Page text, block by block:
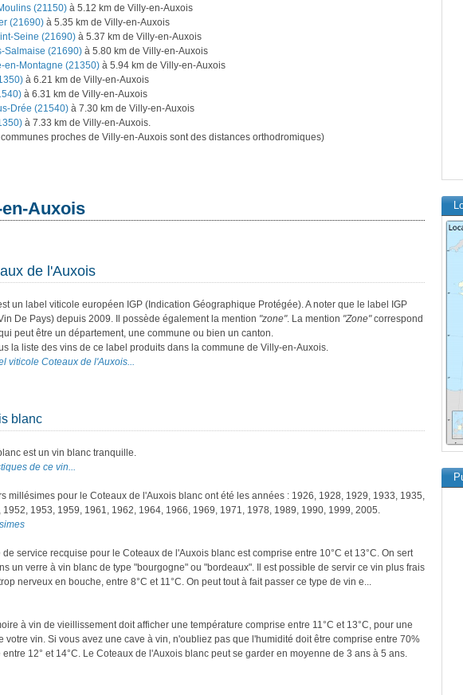
(21150) à 5.12 km de Villy-en-Auxois
(21690) à 5.35 km de Villy-en-Auxois
Seine (21690) à 5.37 km de Villy-en-Auxois
Salmaise (21690) à 5.80 km de Villy-en-Auxois
en-Montagne (21350) à 5.94 km de Villy-en-Auxois
à 6.21 km de Villy-en-Auxois
à 6.31 km de Villy-en-Auxois
Drée (21540) à 7.30 km de Villy-en-Auxois
à 7.33 km de Villy-en-Auxois.
proches de Villy-en-Auxois sont des distances orthodromiques)
Auxois
de l'Auxois
un label viticole européen IGP (Indication Géographique Protégée). A noter que le label IGP
De Pays) depuis 2009. Il possède également la mention "zone". La mention "Zone"correspond
peut être un département, une commune ou bien un canton.
la liste des vins de ce label produits dans la commune de Villy-en-Auxois.
viticole Coteaux de l'Auxois...
blanc
est un vin blanc tranquille.
de ce vin...
millésimes pour le Coteaux de l'Auxois blanc ont été les années : 1926, 1928, 1929, 1933, 1935,
1953, 1959, 1961, 1962, 1964, 1966, 1969, 1971, 1978, 1989, 1990, 1999, 2005.
de service recquise pour le Coteaux de l'Auxois blanc est comprise entre 10°C et 13°C. On sert
un verre à vin blanc de type "bourgogne" ou "bordeaux". Il est possible de servir ce vin plus frais
nerveux en bouche, entre 8°C et 11°C. On peut tout à fait passer ce type de vin e...
à vin de vieillissement doit afficher une température comprise entre 11°C et 13°C, pour une
votre vin. Si vous avez une cave à vin, n'oubliez pas que l'humidité doit être comprise entre 70%
12° et 14°C. Le Coteaux de l'Auxois blanc peut se garder en moyenne de 3 ans à 5 ans.